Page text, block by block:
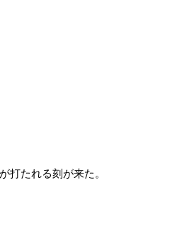
打たれる刻が来た。